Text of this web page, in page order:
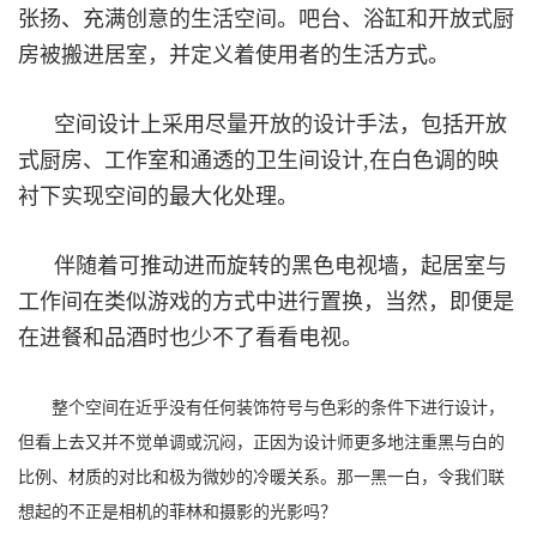
张扬、充满创意的生活空间。吧台、浴缸和开放式厨
房被搬进居室，并定义着使用者的生活方式。
空间设计上采用尽量开放的设计手法，包括开放
式厨房、工作室和通透的卫生间设计,在白色调的映
衬下实现空间的最大化处理。
伴随着可推动进而旋转的黑色电视墙，起居室与
工作间在类似游戏的方式中进行置换，当然，即便是
在进餐和品酒时也少不了看看电视。
整个空间在近乎没有任何装饰符号与色彩的条件下进行设计，
但看上去又并不觉单调或沉闷，正因为设计师更多地注重黑与白的
比例、材质的对比和极为微妙的冷暖关系。那一黑一白，令我们联
想起的不正是相机的菲林和摄影的光影吗？